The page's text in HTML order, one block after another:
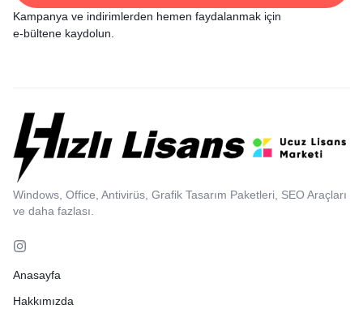
Kampanya ve indirimlerden hemen faydalanmak için
e-bültene kaydolun.
Windows, Office, Antivirüs, Grafik Tasarım Paketleri, SEO Araçları
ve daha fazlası.
Anasayfa
Hakkımızda